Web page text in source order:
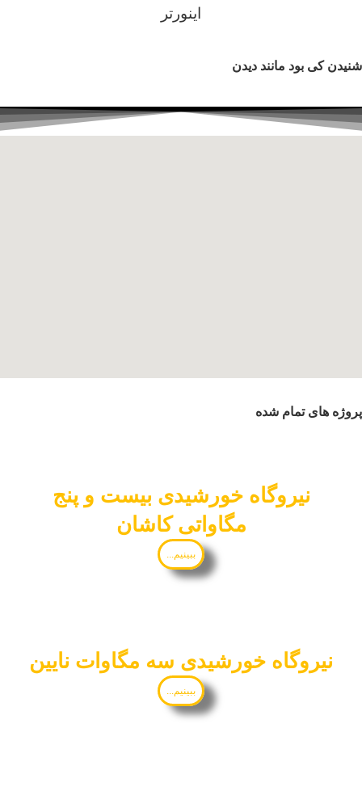
اینورتر
شنیدن کی بود مانند دیدن
پروژه های تمام شده
نیروگاه خورشیدی بیست و پنج
مگاواتی کاشان
ببینیم...
نیروگاه خورشیدی سه مگاوات نایین
ببینیم...